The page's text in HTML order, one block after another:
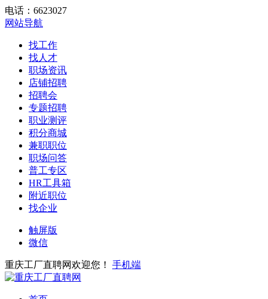
电话：6623027
网站导航
找工作
找人才
职场资讯
店铺招聘
招聘会
专题招聘
职业测评
积分商城
兼职职位
职场问答
普工专区
HR工具箱
附近职位
找企业
触屏版
微信
重庆工厂直聘网欢迎您！ 手机端